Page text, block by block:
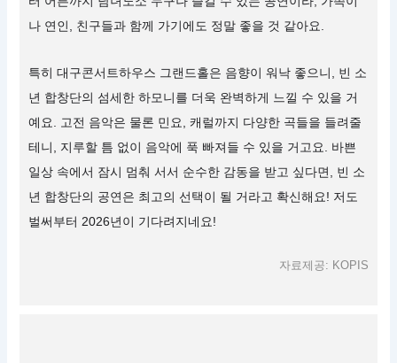
나 연인, 친구들과 함께 가기에도 정말 좋을 것 같아요.
특히 대구콘서트하우스 그랜드홀은 음향이 워낙 좋으니, 빈 소
년 합창단의 섬세한 하모니를 더욱 완벽하게 느낄 수 있을 거
예요. 고전 음악은 물론 민요, 캐럴까지 다양한 곡들을 들려줄
테니, 지루할 틈 없이 음악에 푹 빠져들 수 있을 거고요. 바쁜
일상 속에서 잠시 멈춰 서서 순수한 감동을 받고 싶다면, 빈 소
년 합창단의 공연은 최고의 선택이 될 거라고 확신해요! 저도
벌써부터 2026년이 기다려지네요!
자료제공: KOPIS